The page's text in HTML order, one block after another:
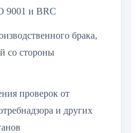
9001 и BRC
брака,
со стороны
проверок от
и других